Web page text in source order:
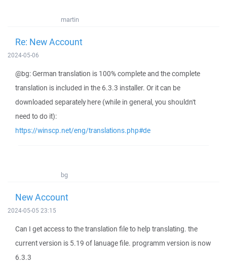
martin
Re: New Account
2024-05-06
@bg: German translation is 100% complete and the complete
translation is included in the 6.3.3 installer. Or it can be
downloaded separately here (while in general, you shouldn't
need to do it):
https://winscp.net/eng/translations.php#de
bg
New Account
2024-05-05 23:15
Can I get access to the translation file to help translating. the
current version is 5.19 of lanuage file. programm version is now
6.3.3